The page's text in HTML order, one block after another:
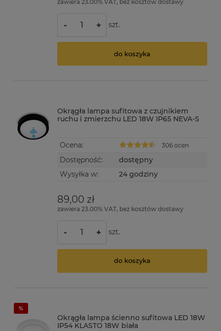
zawiera 23.00% VAT, bez kosztów dostawy
- + szt.
do koszyka
Okrągła lampa sufitowa z czujnikiem
ruchu i zmierzchu LED 18W IP65 NEVA-S
Ocena: 306 ocen
Dostępność:
dostępny
Wysyłka w:
24 godziny
89,00 zł
zawiera 23.00% VAT, bez kosztów dostawy
- + szt.
do koszyka
Okrągła lampa ścienno sufitowa LED 18W
IP54 KLASTO 18W biała